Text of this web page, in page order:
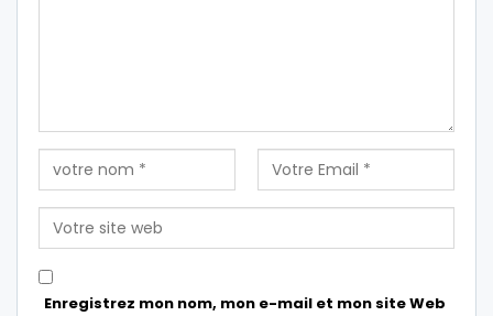
Enregistrez mon nom, mon e-mail et mon site Web